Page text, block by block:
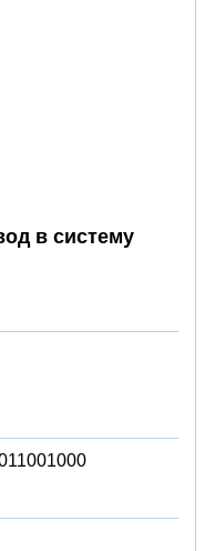
в систему